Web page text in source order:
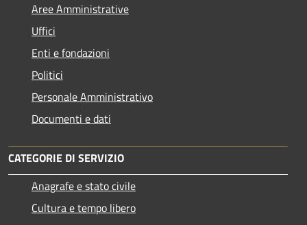
Aree Amministrative
Uffici
Enti e fondazioni
Politici
Personale Amministrativo
Documenti e dati
CATEGORIE DI SERVIZIO
Anagrafe e stato civile
Cultura e tempo libero